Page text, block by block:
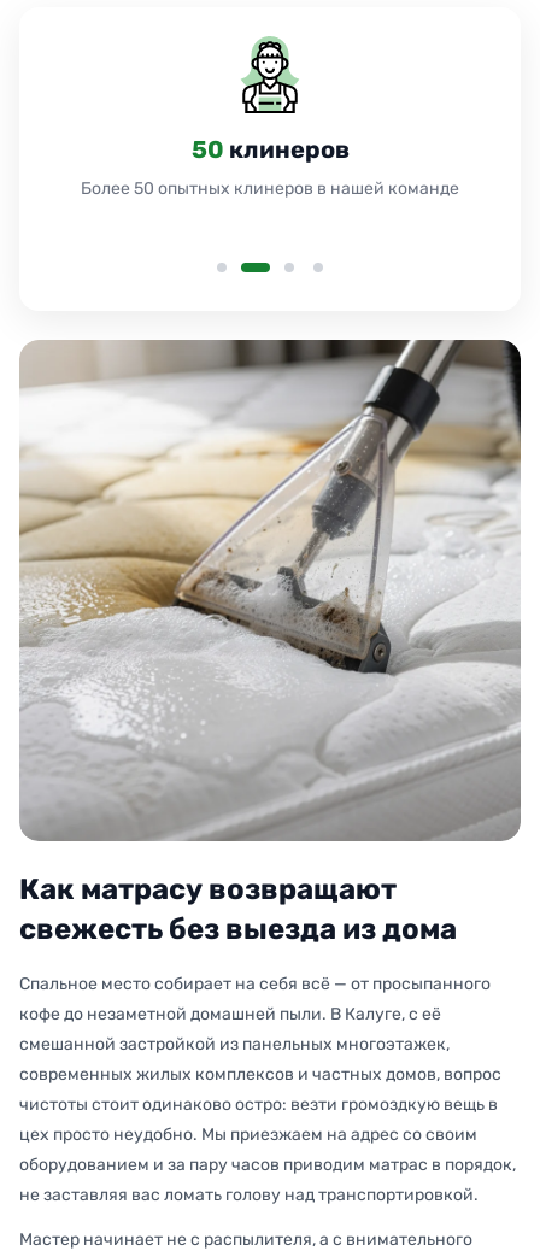
24часа
Работаем 24 часа без выходных и праздников
Как матрасу возвращают
свежесть без выезда из дома
Спальное место собирает на себя всё — от просыпанного
кофе до незаметной домашней пыли. В Калуге, с её
смешанной застройкой из панельных многоэтажек,
современных жилых комплексов и частных домов, вопрос
чистоты стоит одинаково остро: везти громоздкую вещь в
цех просто неудобно. Мы приезжаем на адрес со своим
оборудованием и за пару часов приводим матрас в порядок,
не заставляя вас ломать голову над транспортировкой.
Мастер начинает не с распылителя, а с внимательного